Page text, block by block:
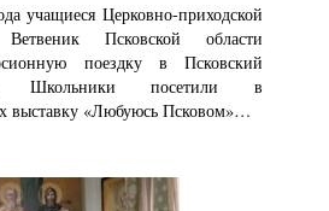
учащиеся Церковно-приходской
Псковской области
поездку в Псковский
Школьники посетили в
выставку «Любуюсь Псковом»…